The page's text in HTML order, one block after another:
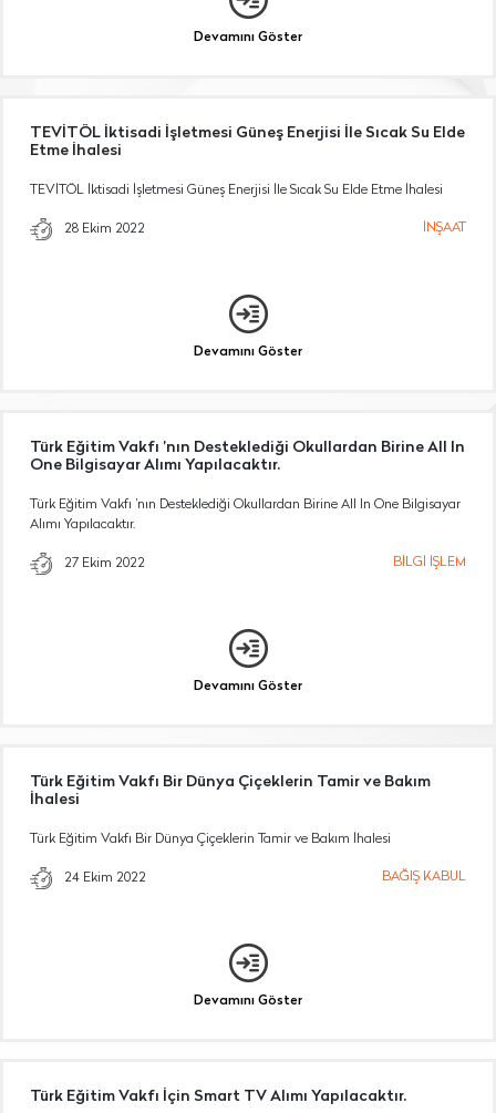
Devamını Göster
TEVİTÖL İktisadi İşletmesi Güneş Enerjisi İle Sıcak Su Elde
Etme İhalesi
TEVİTÖL İktisadi İşletmesi Güneş Enerjisi İle Sıcak Su Elde Etme İhalesi
28 Ekim 2022 İNŞAAT
Devamını Göster
Türk Eğitim Vakfı ’nın Desteklediği Okullardan Birine All In
One Bilgisayar Alımı Yapılacaktır.
Türk Eğitim Vakfı ’nın Desteklediği Okullardan Birine All In One Bilgisayar
Alımı Yapılacaktır.
27 Ekim 2022 BİLGİ İŞLEM
Devamını Göster
Türk Eğitim Vakfı Bir Dünya Çiçeklerin Tamir ve Bakım
İhalesi
Türk Eğitim Vakfı Bir Dünya Çiçeklerin Tamir ve Bakım İhalesi
24 Ekim 2022 BAĞIŞ KABUL
Devamını Göster
Türk Eğitim Vakfı İçin Smart TV Alımı Yapılacaktır.